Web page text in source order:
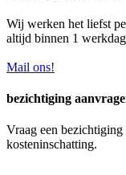
Wij werken het liefst
altijd binnen 1
Mail ons!
bezichtiging
Vraag een
kosteninschatting.